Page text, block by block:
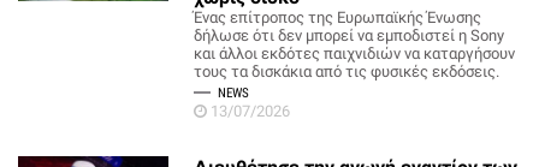
Ένας επίτροπος της Ευρωπαϊκής Ένωσης
δήλωσε ότι δεν μπορεί να εμποδιστεί η Sony
και άλλοι εκδότες παιχνιδιών να καταργήσουν
τους τα δισκάκια από τις φυσικές εκδόσεις.
NEWS
13/07/2026